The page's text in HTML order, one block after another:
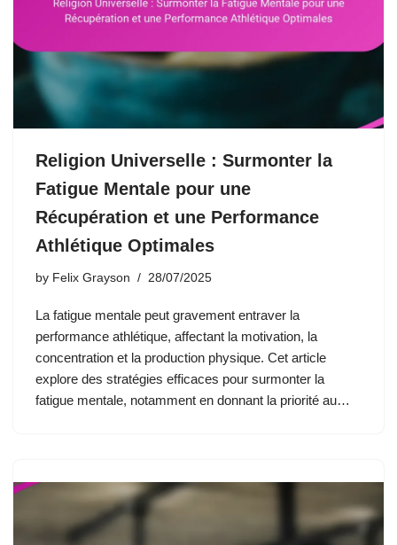
Religion Universelle : Surmonter la
Fatigue Mentale pour une
Récupération et une Performance
Athlétique Optimales
by Felix Grayson 28/07/2025
La fatigue mentale peut gravement entraver la
performance athlétique, affectant la motivation, la
concentration et la production physique. Cet article
explore des stratégies efficaces pour surmonter la
fatigue mentale, notamment en donnant la priorité au…